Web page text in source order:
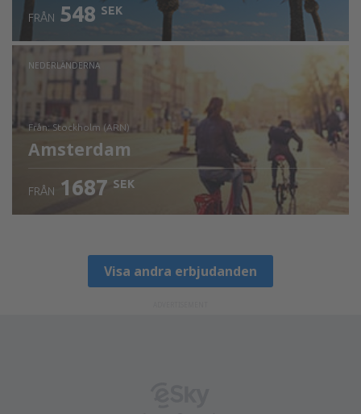
FRÅN 548 SEK
NEDERLÄNDERNA
från: Stockholm (ARN)
Amsterdam
FRÅN 1687 SEK
Visa andra erbjudanden